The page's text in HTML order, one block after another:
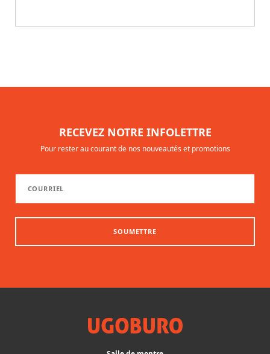
RECEVEZ NOTRE INFOLETTRE
Pour rester au courant de nos nouveautés et promotions
SOUMETTRE